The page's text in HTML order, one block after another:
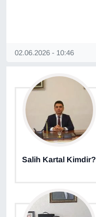
02.06.2026 - 10:46
Salih Kartal Kimdir?